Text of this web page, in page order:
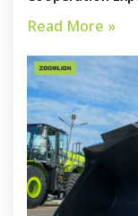
Read More »